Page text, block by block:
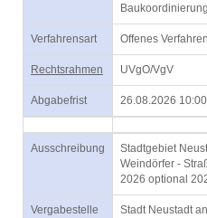
Baukoordinierung
Verfahrensart Offenes Verfahren
Rechtsrahmen UVgO/VgV
Abgabefrist 26.08.2026 10:00
Ausschreibung
Stadtgebiet
Weindörfer -
2026 optional
Vergabestelle Stadt Neustadt